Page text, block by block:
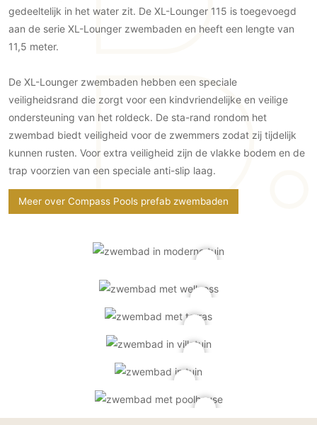
Meubelbeslag
Vloeren
Beton Ciré vloeren
PVC vloeren
Gietvloeren
Vloerkleden
Natuursteen en keramiek
gedeeltelijk in het water zit. De XL-Lounger 115 is toegevoegd
aan de serie XL-Lounger zwembaden en heeft een lengte van
11,5 meter.
De XL-Lounger zwembaden hebben een speciale
veiligheidsrand die zorgt voor een kindvriendelijke en veilige
ondersteuning van het roldeck. De sta-rand rondom het
zwembad biedt veiligheid voor de zwemmers zodat zij tijdelijk
kunnen rusten. Voor extra veiligheid zijn de vlakke bodem en de
trap voorzien van een speciale anti-slip laag.
Meer over Compass Pools prefab zwembaden